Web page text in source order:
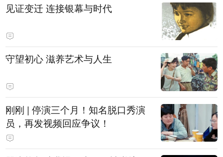
见证变迁 连接银幕与时代
守望初心 滋养艺术与人生
刚刚 | 停演三个月！知名脱口秀演
员，再发视频回应争议！